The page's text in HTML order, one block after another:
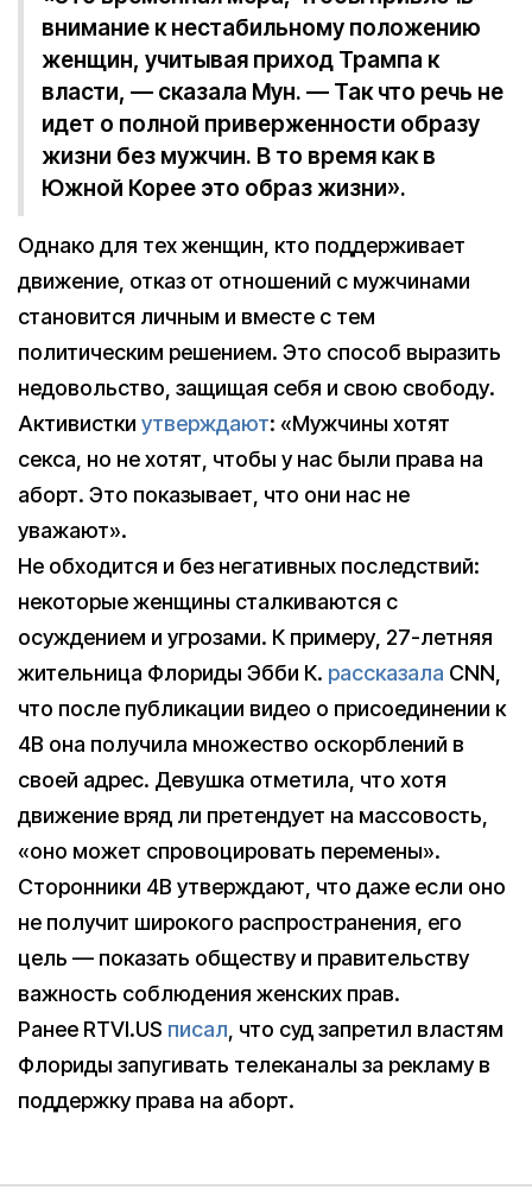
внимание к нестабильному положению
женщин, учитывая приход Трампа к
власти, — сказала Мун. — Так что речь не
идет о полной приверженности образу
жизни без мужчин. В то время как в
Южной Корее это образ жизни».
Однако для тех женщин, кто поддерживает
движение, отказ от отношений с мужчинами
становится личным и вместе с тем
политическим решением. Это способ выразить
недовольство, защищая себя и свою свободу.
Активистки утверждают: «Мужчины хотят
секса, но не хотят, чтобы у нас были права на
аборт. Это показывает, что они нас не
уважают».
Не обходится и без негативных последствий:
некоторые женщины сталкиваются с
осуждением и угрозами. К примеру, 27-летняя
жительница Флориды Эбби К. рассказала CNN,
что после публикации видео о присоединении к
4B она получила множество оскорблений в
своей адрес. Девушка отметила, что хотя
движение вряд ли претендует на массовость,
«оно может спровоцировать перемены».
Сторонники 4B утверждают, что даже если оно
не получит широкого распространения, его
цель — показать обществу и правительству
важность соблюдения женских прав.
Ранее RTVI.US писал, что суд запретил властям
Флориды запугивать телеканалы за рекламу в
поддержку права на аборт.